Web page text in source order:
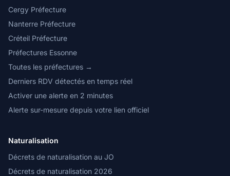
Cergy Préfecture
Nanterre Préfecture
Créteil Préfecture
Préfectures Essonne
Toutes les préfectures →
Derniers RDV détectés en temps réel
Activer une alerte en 2 minutes
Alerte sur-mesure depuis votre lien officiel
Naturalisation
Décrets de naturalisation au JO
Décrets de naturalisation 2026